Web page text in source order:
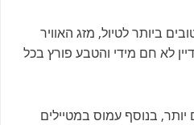
ביותר לטיול, מזג האוויר
לא חם מידי והטבע פורץ בכל
בנוסף עמוס במטיילים